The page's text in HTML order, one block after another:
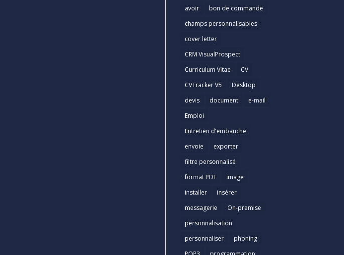
avoir
bon de commande
champs personnalisables
cover letter
CRM VisualProspect
Curriculum Vitae
CV
CVTracker V5
Desktop
devis
document
e-mail
Emploi
Entretien d'embauche
envoie
exporter
filtre personnalisé
format PDF
image
installer
insérer
messagerie
On-premise
personnalisation
personnaliser
phoning